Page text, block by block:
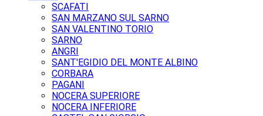
SCAFATI
SAN MARZANO SUL SARNO
SAN VALENTINO TORIO
SARNO
ANGRI
SANT'EGIDIO DEL MONTE ALBINO
CORBARA
PAGANI
NOCERA SUPERIORE
NOCERA INFERIORE